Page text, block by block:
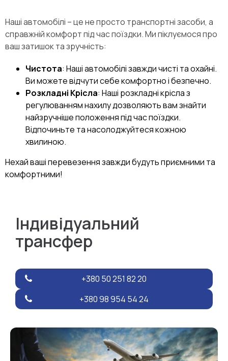
Наші автомобілі – це не просто транспортні засоби, а
справжній комфорт під час поїздки. Ми піклуємося про
ваш затишок та зручність:
Чистота: Наші автомобілі завжди чисті та охайні.
Ви можете відчути себе комфортно і безпечно.
Розкладні Крісла: Наші розкладні крісла з
регулюванням нахилу дозволяють вам знайти
найзручніше положення під час поїздки.
Відпочиньте та насолоджуйтеся кожною
хвилиною.
Нехай ваші перевезення завжди будуть приємними та
комфортними!
Індивідуальний
трансфер
+380 50 251 82 20
+380 98 954 54 24